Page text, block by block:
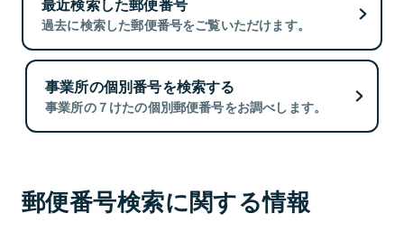
最近検索した郵便番号
過去に検索した郵便番号をご覧いただけます。
事業所の個別番号を検索する
事業所の７けたの個別郵便番号をお調べします。
郵便番号検索に関する情報